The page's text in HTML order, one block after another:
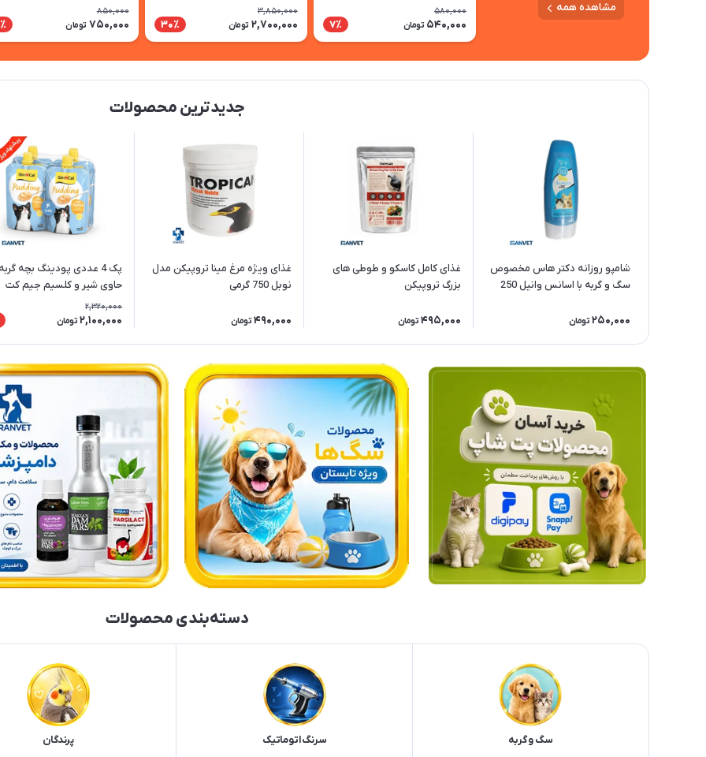
مشاهده همه 580,000
540,000 تومان 7٪
3,850,000
2,700,000 تومان 30٪
850,000
750,000 تومان
جدیدترین محصولات
شامپو روزانه دکتر هاس مخصوص
سگ و گربه با اسانس وانیل 250
250,000 تومان
غذای کامل کاسکو و طوطی های
بزرگ تروپیکن
495,000 تومان
غذای ویژه مرغ مینا تروپیکن مدل
نوبل 750 گرمی
490,000 تومان
پک 4 عددی پودینگ بچه
حاوی شیر و کلسیم جیم کت
2,320,000
2,100,000 تومان
دسته‌بندی محصولات
سگ و گربه سرنگ اتوماتیک پرندگان